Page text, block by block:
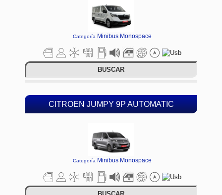
Categoría Minibus Monospace
BUSCAR
CITROEN JUMPY 9P AUTOMATIC
Categoría Minibus Monospace